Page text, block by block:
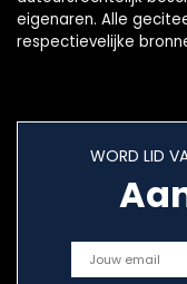
eigenaren. Alle
respectievelijke
WORD LID